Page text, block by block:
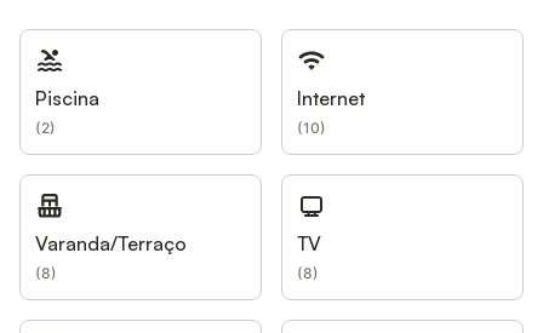
Piscina
(2)
Internet
(10)
Varanda/Terraço
(8)
TV
(8)